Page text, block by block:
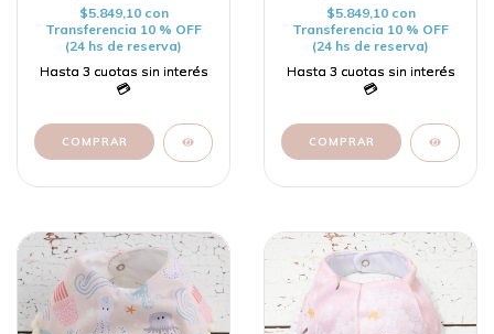
$5.849,10 con
Transferencia 10 % OFF
(24 hs de reserva)
$5.849,10 con
Transferencia 10 % OFF
(24 hs de reserva)